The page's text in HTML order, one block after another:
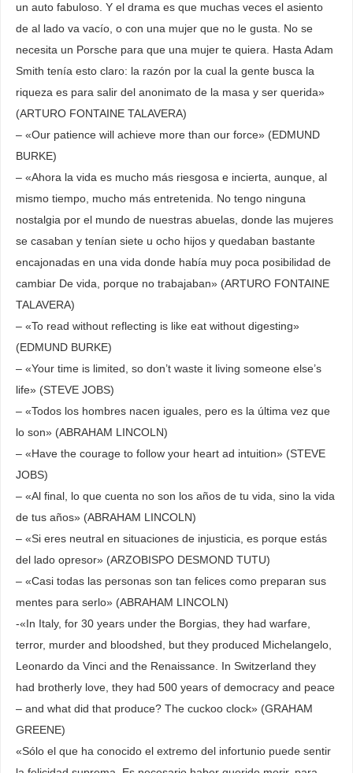
un auto fabuloso. Y el drama es que muchas veces el asiento
de al lado va vacío, o con una mujer que no le gusta. No se
necesita un Porsche para que una mujer te quiera. Hasta Adam
Smith tenía esto claro: la razón por la cual la gente busca la
riqueza es para salir del anonimato de la masa y ser querida»
(ARTURO FONTAINE TALAVERA)
– «Our patience will achieve more than our force» (EDMUND
BURKE)
– «Ahora la vida es mucho más riesgosa e incierta, aunque, al
mismo tiempo, mucho más entretenida. No tengo ninguna
nostalgia por el mundo de nuestras abuelas, donde las mujeres
se casaban y tenían siete u ocho hijos y quedaban bastante
encajonadas en una vida donde había muy poca posibilidad de
cambiar De vida, porque no trabajaban» (ARTURO FONTAINE
TALAVERA)
– «To read without reflecting is like eat without digesting»
(EDMUND BURKE)
– «Your time is limited, so don’t waste it living someone else’s
life» (STEVE JOBS)
– «Todos los hombres nacen iguales, pero es la última vez que
lo son» (ABRAHAM LINCOLN)
– «Have the courage to follow your heart ad intuition» (STEVE
JOBS)
– «Al final, lo que cuenta no son los años de tu vida, sino la vida
de tus años» (ABRAHAM LINCOLN)
– «Si eres neutral en situaciones de injusticia, es porque estás
del lado opresor» (ARZOBISPO DESMOND TUTU)
– «Casi todas las personas son tan felices como preparan sus
mentes para serlo» (ABRAHAM LINCOLN)
-«In Italy, for 30 years under the Borgias, they had warfare,
terror, murder and bloodshed, but they produced Michelangelo,
Leonardo da Vinci and the Renaissance. In Switzerland they
had brotherly love, they had 500 years of democracy and peace
– and what did that produce? The cuckoo clock» (GRAHAM
GREENE)
«Sólo el que ha conocido el extremo del infortunio puede sentir